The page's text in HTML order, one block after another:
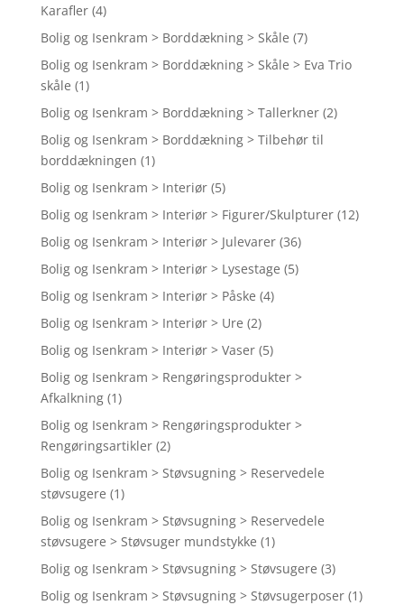
Karafler (4)
Bolig og Isenkram > Borddækning > Skåle (7)
Bolig og Isenkram > Borddækning > Skåle > Eva Trio
skåle (1)
Bolig og Isenkram > Borddækning > Tallerkner (2)
Bolig og Isenkram > Borddækning > Tilbehør til
borddækningen (1)
Bolig og Isenkram > Interiør (5)
Bolig og Isenkram > Interiør > Figurer/Skulpturer (12)
Bolig og Isenkram > Interiør > Julevarer (36)
Bolig og Isenkram > Interiør > Lysestage (5)
Bolig og Isenkram > Interiør > Påske (4)
Bolig og Isenkram > Interiør > Ure (2)
Bolig og Isenkram > Interiør > Vaser (5)
Bolig og Isenkram > Rengøringsprodukter >
Afkalkning (1)
Bolig og Isenkram > Rengøringsprodukter >
Rengøringsartikler (2)
Bolig og Isenkram > Støvsugning > Reservedele
støvsugere (1)
Bolig og Isenkram > Støvsugning > Reservedele
støvsugere > Støvsuger mundstykke (1)
Bolig og Isenkram > Støvsugning > Støvsugere (3)
Bolig og Isenkram > Støvsugning > Støvsugerposer (1)